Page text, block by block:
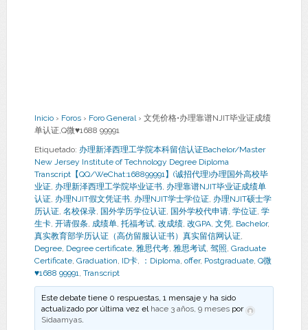
Inicio › Foros › Foro General › 文凭价格•办理靠谱NJIT毕业证成绩
单认证,Q微♥1688 99991
Etiquetado: 办理新泽西理工学院本科留信认证Bachelor/Master
New Jersey Institute of Technology Degree Diploma
Transcript【QQ/WeChat:168899991】(诚招代理)办理国外高校毕
业证, 办理新泽西理工学院毕业证书, 办理靠谱NJIT毕业证成绩单
认证, 办理NJIT假文凭证书, 办理NJIT学士学位证, 办理NJIT硕士学
历认证, 名校保录, 国外学历学位认证, 国外学校代申请, 学位证, 学
生卡, 开请假条, 成绩单, 托福考试, 改成绩, 改GPA, 文凭, Bachelor,
真实教育部学历认证（高仿留服认证书）真实留信网认证,
Degree, Degree certificate, 雅思代考, 雅思考试, 驾照, Graduate
Certificate, Graduation, ID卡, ：Diploma, offer, Postgraduate, Q微
♥1688 99991, Transcript
Este debate tiene 0 respuestas, 1 mensaje y ha sido
actualizado por última vez el hace 3 años, 9 meses por
Sidaamyas.